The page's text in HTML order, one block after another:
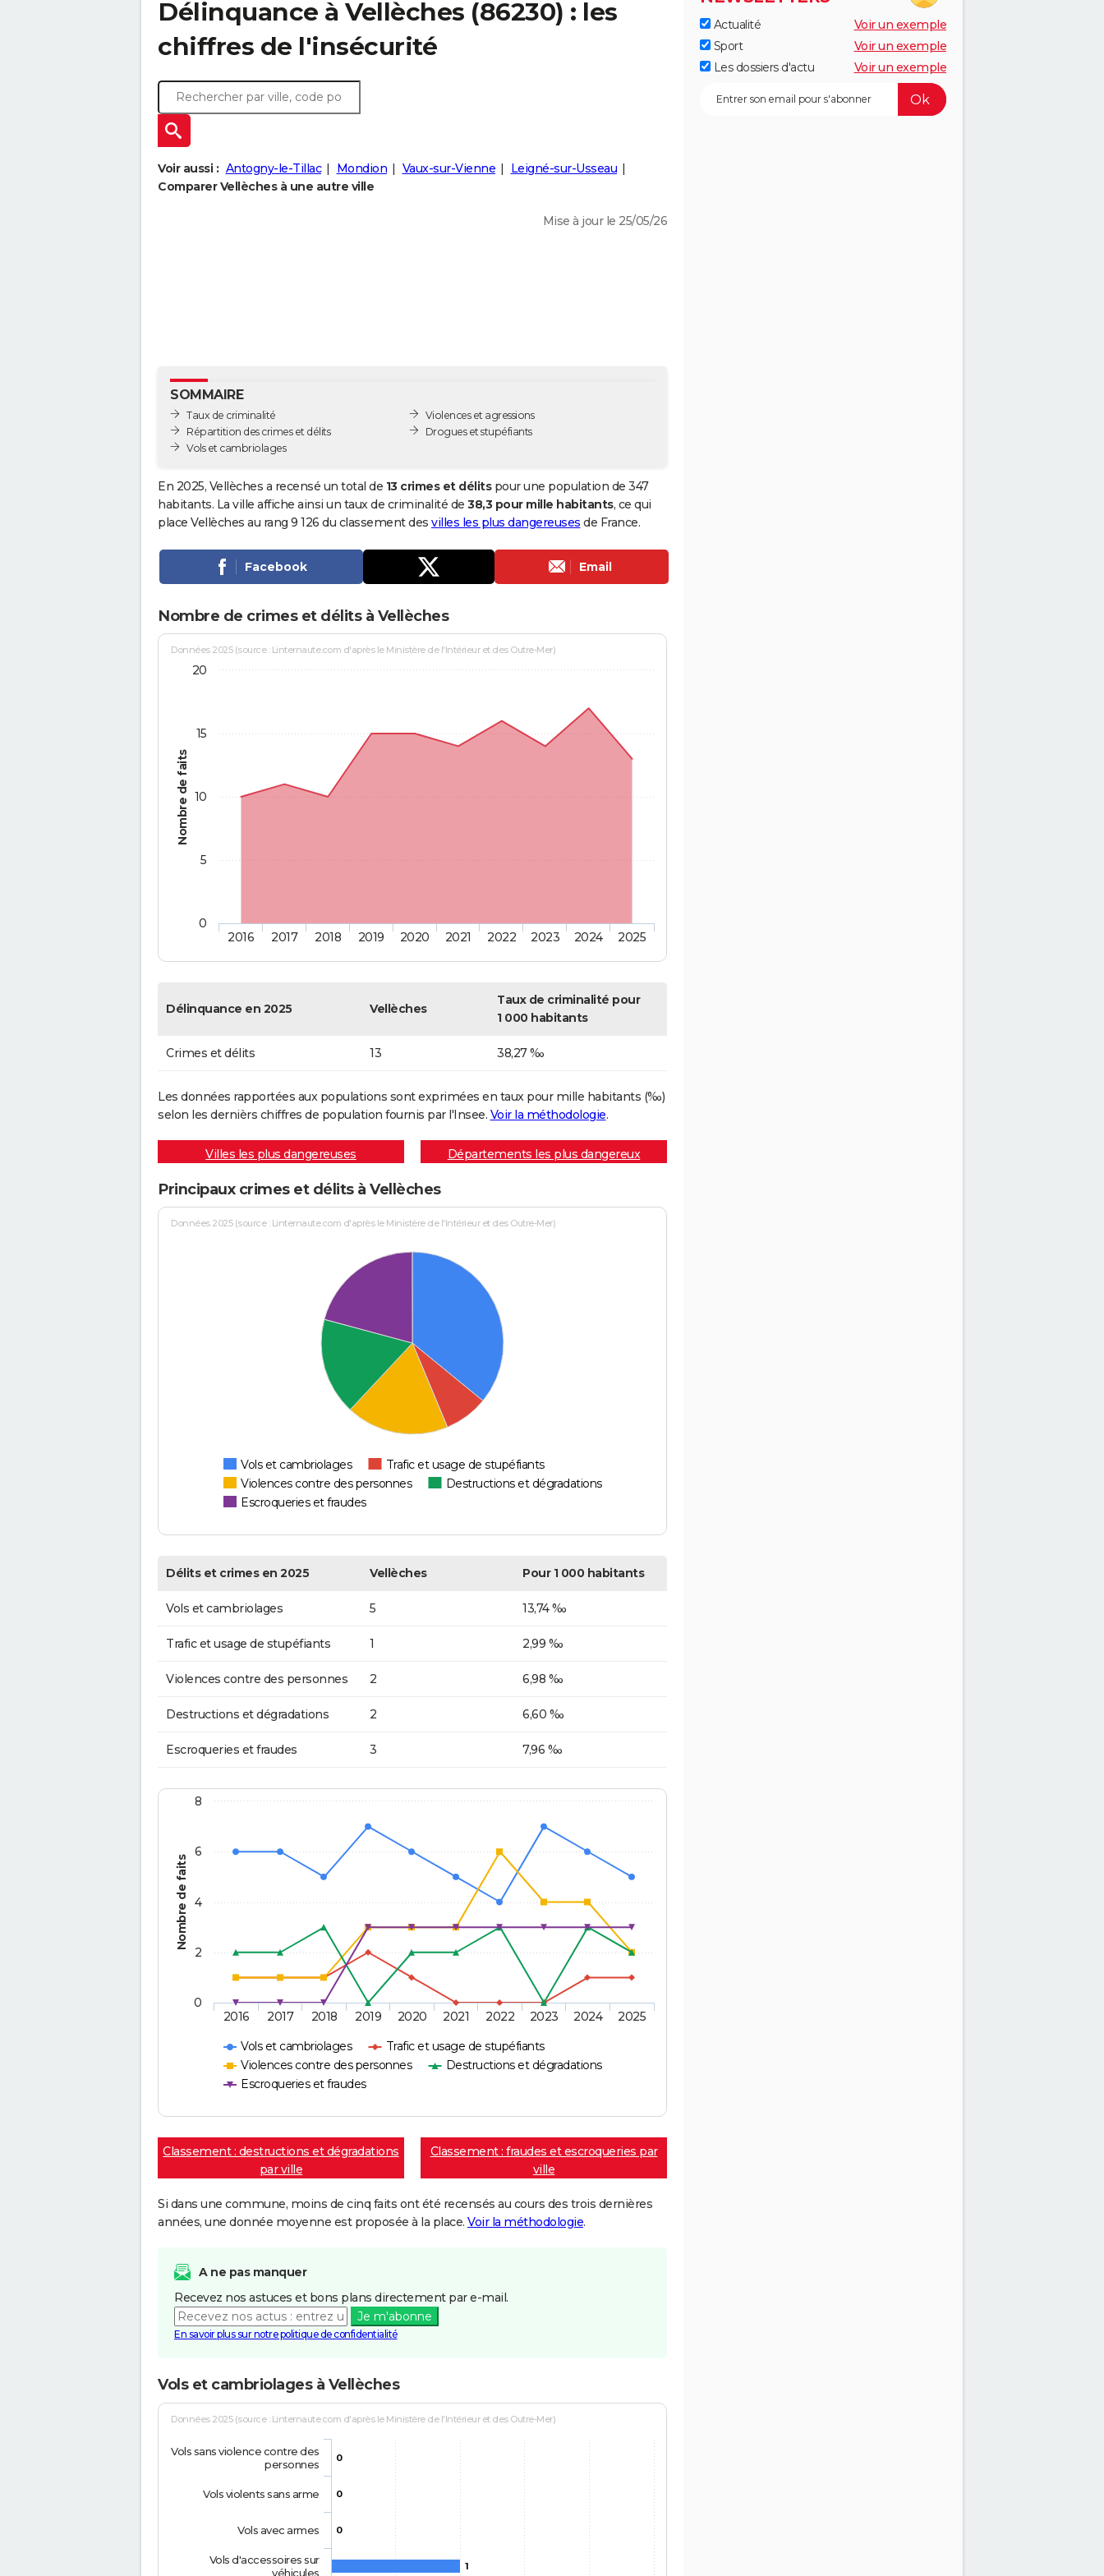
Délinquance à Vellèches (86230) : les
chiffres de l'insécurité
Voir aussi : Antogny-le-Tillac Mondion Vaux-sur-Vienne
Leigné-sur-Usseau
Comparer Vellèches à une autre ville
Mise à jour le 25/05/26
SOMMAIRE
Taux de criminalité
Répartition des crimes et délits
Vols et cambriolages
Violences et agressions
Drogues et stupéfiants
En 2025, Vellèches a recensé un total de 13 crimes et délitspour une population de 347
habitants. La ville affiche ainsi un taux de criminalité de 38,3 pour mille habitants, ce qui
place Vellèches au rang 9 126 du classement des villes les plus dangereuses de France.
Facebook Email
Nombre de crimes et délits à Vellèches
Nombre de faits
Données 2025 (source : Linternaute.com d'après le Ministère de l'Intérieur et des Outre-Mer)
2016 2017 2018 2019 2020 2021 2022 2023 2024 2025
0
5
10
15
20
Délinquance en 2025 Vellèches
Taux de criminalité pour
1 000 habitants
Crimes et délits 13 38,27 ‰
Les données rapportées aux populations sont exprimées en taux pour mille habitants (‰)
selon les dernièrs chiffres de population fournis par l'Insee. Voir la méthodologie.
Villes les plus dangereuses Départements les plus dangereux
Principaux crimes et délits à Vellèches
Données 2025 (source : Linternaute.com d'après le Ministère de l'Intérieur et des Outre-Mer)
Vols et cambriolages
Trafic et usage de stupéfiants
Violences contre des personnes
Destructions et dégradations
Escroqueries et fraudes
Délits et crimes en 2025 Vellèches Pour 1 000 habitants
Vols et cambriolages 5 13,74 ‰
Trafic et usage de stupéfiants 1 2,99 ‰
Violences contre des personnes 2 6,98 ‰
Destructions et dégradations 2 6,60 ‰
Escroqueries et fraudes 3 7,96 ‰
Nombre de faits
Vols et cambriolages
Trafic et usage de stupéfiants
Violences contre des personnes
Destructions et dégradations
Escroqueries et fraudes
2016 2017 2018 2019 2020 2021 2022 2023 2024 2025
0
2
4
6
8
Classement : destructions et dégradations
par ville
Classement : fraudes et escroqueries par
ville
Si dans une commune, moins de cinq faits ont été recensés au cours des trois dernières
années, une donnée moyenne est proposée à la place. Voir la méthodologie.
A ne pas manquer
Recevez nos astuces et bons plans directement par e-mail.
Je m'abonne
En savoir plus sur notre politique de confidentialité
Vols et cambriolages à Vellèches
Données 2025 (source : Linternaute.com d'après le Ministère de l'Intérieur et des Outre-Mer)
0
0
0
1
Vols sans violence contre des
personnes
Vols violents sans arme
Vols avec armes
Vols d'accessoires sur
véhicules
Actualité
Voir un exemple
Sport
Voir un exemple
Les dossiers d'actu
Voir un exemple